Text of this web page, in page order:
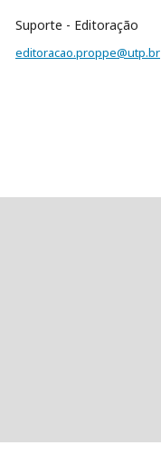
Suporte - Editoração
editoracao.proppe@utp.br